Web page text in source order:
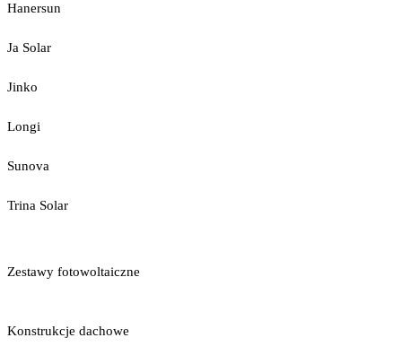
Hanersun
Ja Solar
Jinko
Longi
Sunova
Trina Solar
Zestawy fotowoltaiczne
Konstrukcje dachowe